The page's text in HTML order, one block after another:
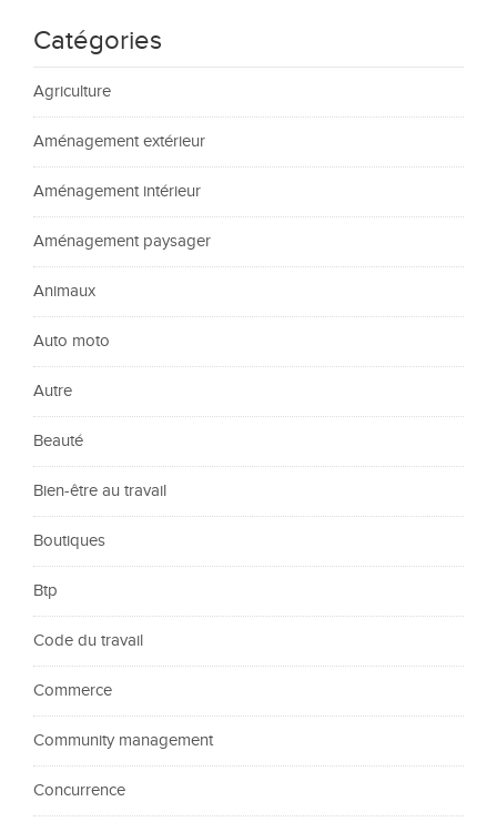
Catégories
Agriculture
Aménagement extérieur
Aménagement intérieur
Aménagement paysager
Animaux
Auto moto
Autre
Beauté
Bien-être au travail
Boutiques
Btp
Code du travail
Commerce
Community management
Concurrence